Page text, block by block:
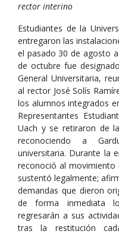
rector interino
Estudiantes de la
entregaron las
el pasado 30 de agosto
de octubre fue
General Universitaria,
al rector José Solís
los alumnos integrados
Representantes
Uach y se retiraron de
reconociendo a
universitaria. Durante la
reconoció al movimiento
sustentó legalmente;
demandas que dieron
de forma inmediata
regresarán a sus
tras la restitución